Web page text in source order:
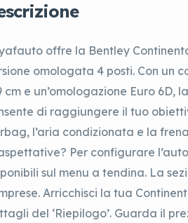
offre la Bentley
omologata 4 posti. Con un
cm e un’omologazione Euro 6D,
di raggiungere il tuo
l’aria condizionata e la
Per configurare
sul menu a tendina. La
Arricchisci la tua
del ‘Riepilogo’. Guarda il